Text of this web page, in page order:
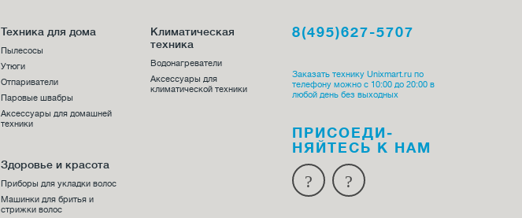
Техника для дома
Пылесосы
Утюги
Отпариватели
Паровые швабры
Аксессуары для домашней
техники
Здоровье и красота
Приборы для укладки волос
Машинки для бритья и
стрижки волос
Климатическая
техника
Водонагреватели
Аксессуары для
климатической техники
8(495)627-5707
Заказать технику Unixmart.ru по
телефону можно с 10:00 до 20:00 в
любой день без выходных
ПРИСОЕДИ­
НЯЙТЕСЬ К НАМ